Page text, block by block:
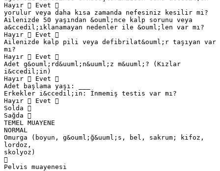
Hayır  Evet 
yorulur veya daha kısa zamanda nefesiniz kesilir mi?
Ailenizde 50 yaşından &ouml;nce kalp sorunu veya
a&ccedil;ıklanamayan nedenler ile &ouml;len var mı?
Hayır  Evet 
Ailenizde kalp pili veya defibrilat&ouml;r taşıyan var
mı?
Hayır  Evet 
Adet g&ouml;rd&uuml;n&uuml;z m&uuml;? (Kızlar
i&ccedil;in)
Hayır  Evet 
Adet başlama yaşı: ___
Erkekler i&ccedil;in: İnmemiş testis var mı?
Hayır  Evet 
Solda 
Sağda 
TEMEL MUAYENE
NORMAL
Omurga (boyun, g&ouml;ğ&uuml;s, bel, sakrum; kifoz,
lordoz,
skolyoz)

Pelvis muayenesi